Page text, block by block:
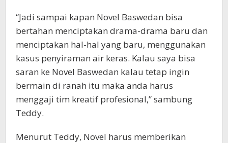
“Jadi sampai kapan Novel Baswedan bisa
bertahan menciptakan drama-drama baru dan
menciptakan hal-hal yang baru, menggunakan
kasus penyiraman air keras. Kalau saya bisa
saran ke Novel Baswedan kalau tetap ingin
bermain di ranah itu maka anda harus
menggaji tim kreatif profesional,” sambung
Teddy.
Menurut Teddy, Novel harus memberikan